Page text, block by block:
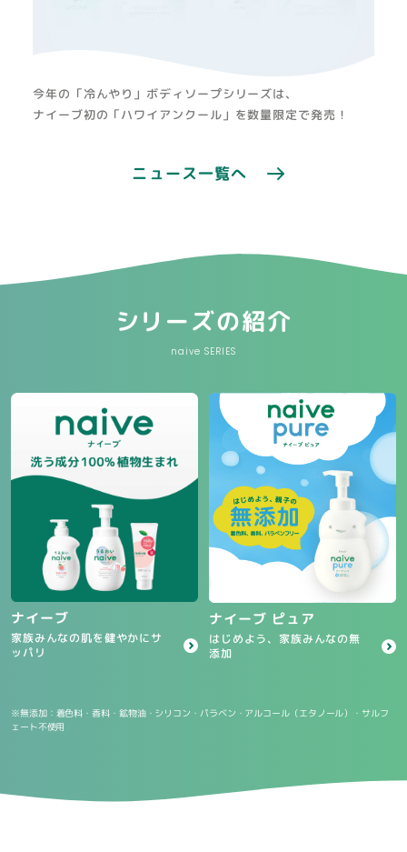
今年の「冷んやり」ボディソープシリーズは、
ナイーブ初の「ハワイアンクール」を数量限定で発売！
ニュース一覧へ
シリーズの紹介
naive SERIES
ナイーブ
家族みんなの肌を健やかにサ
ッパリ
ナイーブ ピュア
はじめよう、家族みんなの無
添加
※無添加：着色料・香料・鉱物油・シリコン・パラベン・アルコール（エタノール）・サルフ
ェート不使用